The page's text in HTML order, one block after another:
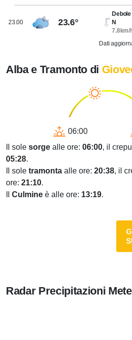
23.00 23.6°
Debole
N
7.8km/
Dati
Alba e Tramonto di
06:00
Il sole sorge alle ore: 06:00, il
05:28.
Il sole tramonta alle ore: 20:38, il
ore: 21:10.
Culmine è alle ore: 13:19.
Radar Precipitazioni